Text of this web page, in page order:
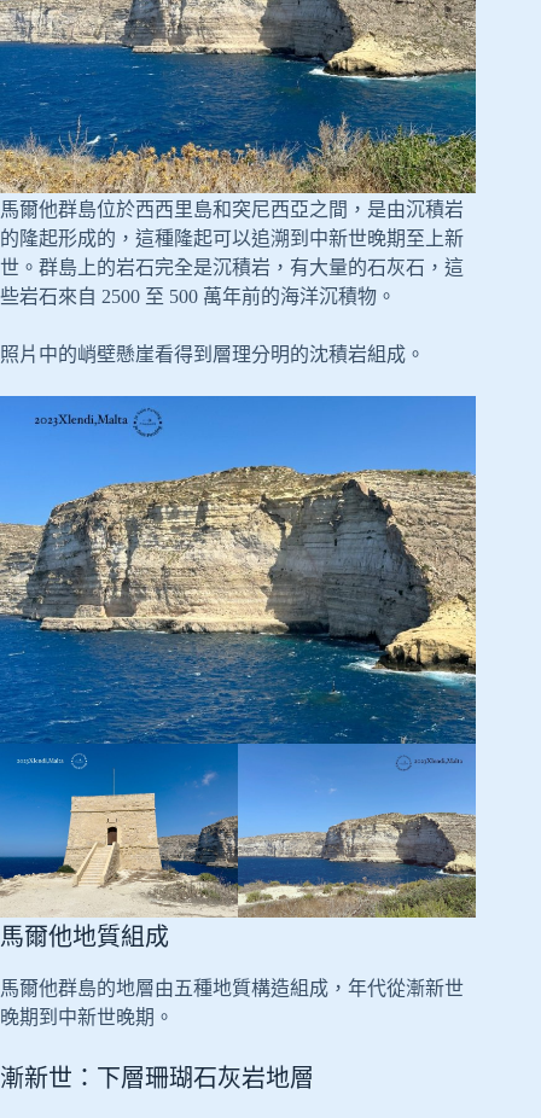
馬爾他群島位於西西里島和突尼西亞之間，是由沉積岩
的隆起形成的，這種隆起可以追溯到中新世晚期至上新
世。群島上的岩石完全是沉積岩，有大量的石灰石，這
些岩石來自 2500 至 500 萬年前的海洋沉積物。
照片中的峭壁懸崖看得到層理分明的沈積岩組成。
馬爾他地質組成
馬爾他群島的地層由五種地質構造組成，年代從漸新世
晚期到中新世晚期。
漸新世：下層珊瑚石灰岩地層